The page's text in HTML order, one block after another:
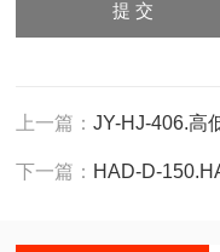
上一篇：JY-HJ-406.高
下一篇： HAD-D-